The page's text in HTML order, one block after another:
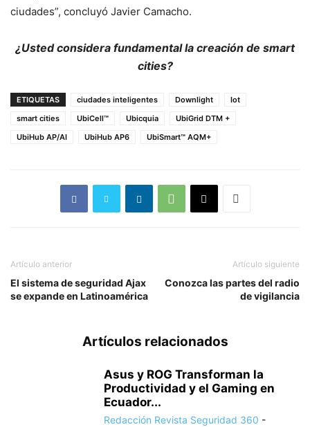
ciudades”, concluyó Javier Camacho.
¿Usted considera fundamental la creación de smart
cities?
ETIQUETAS ciudades inteligentes Downlight
Iot
smart cities
UbiCell™ Ubicquia
UbiGrid DTM +
UbiHub AP/AI
UbiHub AP6 UbiSmart™ AQM+
Artículo anterior
El sistema de seguridad Ajax
se expande en Latinoamérica
Artículo siguiente
Conozca las partes del radio
de vigilancia
Artículos relacionados
Asus y ROG Transforman la
Productividad y el Gaming en
Ecuador...
Redacción Revista Seguridad 360 -